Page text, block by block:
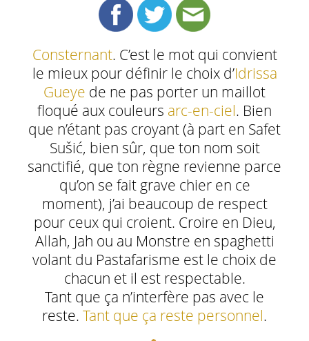
Consternant. C’est le mot qui convient
le mieux pour définir le choix d’Idrissa
Gueye de ne pas porter un maillot
floqué aux couleurs arc-en-ciel. Bien
que n’étant pas croyant (à part en Safet
Sušić, bien sûr, que ton nom soit
sanctifié, que ton règne revienne parce
qu’on se fait grave chier en ce
moment), j’ai beaucoup de respect
pour ceux qui croient. Croire en Dieu,
Allah, Jah ou au Monstre en spaghetti
volant du Pastafarisme est le choix de
chacun et il est respectable.
Tant que ça n’interfère pas avec le
reste. Tant que ça reste personnel.